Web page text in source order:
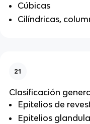
Cúbicas
Cilíndricas,
21
Clasificación
Epitelios de
Epitelios